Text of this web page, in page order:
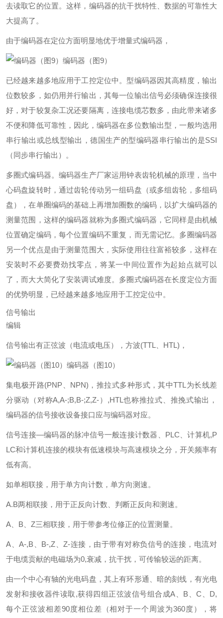
去读取它的位置。这样，编码器的抗干扰特性、数据的可靠性大
大提高了。
由于编码器在定位方面明显地优于增量式编码器，
编码器（图9）
已经越来越多地应用于工控定位中。型编码器因其高精度，输出
位数较多，如仍用并行输出，其每一位输出信号必须确保连接很
好，对于较复杂工况还要隔离，连接电缆芯数多，由此带来诸多
不便和降低可靠性，因此，编码器在多位数输出型，一般均选用
串行输出或总线型输出，德国生产的型编码器串行输出的是SSI
（同步串行输出）。
多圈式编码器。编码器生产厂家运用钟表齿轮机械的原理，当中
心码盘旋转时，通过齿轮传动另一组码盘（或多组齿轮，多组码
盘），在单圈编码的基础上再增加圈数的编码，以扩大编码器的
测量范围，这样的编码器就称为多圈式编码器，它同样是由机械
位置确定编码，每个位置编码不重复，而无需记忆。多圈编码器
另一个优点是由于测量范围大，实际使用往往富裕较多，这样在
安装时不必要费劲找零点，将某一中间位置作为起始点就可以
了，而大大简化了安装调试难度。多圈式编码器在长度定位方面
的优势明显，已经越来越多地应用于工控定位中。
信号输出
编辑
信号输出有正弦波（电流或电压），方波(TTL、HTL)，
编码器（图10）
集电极开路(PNP、NPN)，推拉式多种形式，其中TTL为长线差
分驱动（对称A,A-;B,B-;Z,Z-）,HTL也称推拉式、推挽式输出，
编码器的信号接收设备接口应与编码器对应。
信号连接—编码器的脉冲信号一般连接计数器、PLC、计算机,P
LC和计算机连接的模块有低速模块与高速模块之分，开关频率有
低有高。
如单相联接，用于单方向计数，单方向测速。
A.B两相联接，用于正反向计数、判断正反向和测速。
A、B、Z三相联接，用于带参考位修正的位置测量。
A、A-,B、B-,Z、Z-连接，由于带有对称负信号的连接，电流对
于电缆贡献的电磁场为0,衰减，抗干扰，可传输较远的距离。
由一个中心有轴的光电码盘，其上有环形通、暗的刻线，有光电
发射和接收器件读取,获得四组正弦波信号组合成A、B、C、D,
每个正弦波相差90度相位差（相对于一个周波为360度），将